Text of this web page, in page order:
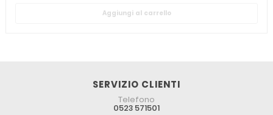
Aggiungi al carrello
SERVIZIO CLIENTI
Telefono
0523 571501